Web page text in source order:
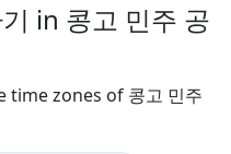
in 콩고 민주 공
time zones of 콩고 민주